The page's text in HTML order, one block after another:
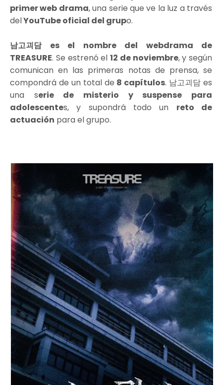
primer web drama, una serie que ve la luz a través
delYouTube oficial del grupo.
남고괴담 es el nombre del webdrama de
TREASURE. Se estrenó el 12 de noviembre, y según
comunican en las primeras notas de prensa, se
compondrá de un total de 8 capítulos. 남고괴담 es
una serie de misterio y suspense para
adolescentes, y supondrá todo un reto de
actuación para el grupo.